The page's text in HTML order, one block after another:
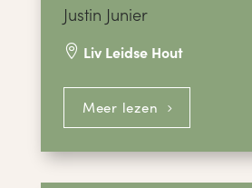
Justin Junier
 Liv Leidse Hout
Meer lezen